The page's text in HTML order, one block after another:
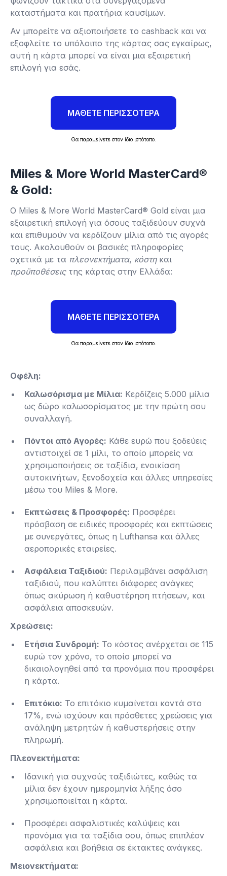
καταστήματα και πρατήρια καυσίμων.
Αν μπορείτε να αξιοποιήσετε το cashback και να
εξοφλείτε το υπόλοιπο της κάρτας σας εγκαίρως,
αυτή η κάρτα μπορεί να είναι μια εξαιρετική
επιλογή για εσάς.
ΜΑΘΕΤΕ ΠΕΡΙΣΣΟΤΕΡΑ
Θα παραμείνετε στον ίδιο ιστότοπο.
Miles & More World MasterCard®
& Gold:
Ο Miles & More World MasterCard® Gold είναι μια
εξαιρετική επιλογή για όσους ταξιδεύουν συχνά
και επιθυμούν να κερδίζουν μίλια από τις αγορές
τους. Ακολουθούν οι βασικές πληροφορίες
σχετικά με τα πλεονεκτήματα, κόστηκαι
προϋποθέσειςτης κάρτας στην Ελλάδα:
ΜΑΘΕΤΕ ΠΕΡΙΣΣΟΤΕΡΑ
Θα παραμείνετε στον ίδιο ιστότοπο.
Οφέλη:
Καλωσόρισμα με Μίλια: Κερδίζεις 5.000 μίλια
ως δώρο καλωσορίσματος με την πρώτη σου
συναλλαγή.
Πόντοι από Αγορές: Κάθε ευρώ που ξοδεύεις
αντιστοιχεί σε 1 μίλι, το οποίο μπορείς να
χρησιμοποιήσεις σε ταξίδια, ενοικίαση
αυτοκινήτων, ξενοδοχεία και άλλες υπηρεσίες
μέσω του Miles & More.
Εκπτώσεις & Προσφορές: Προσφέρει
πρόσβαση σε ειδικές προσφορές και εκπτώσεις
με συνεργάτες, όπως η Lufthansa και άλλες
αεροπορικές εταιρείες.
Ασφάλεια Ταξιδιού: Περιλαμβάνει ασφάλιση
ταξιδιού, που καλύπτει διάφορες ανάγκες
όπως ακύρωση ή καθυστέρηση πτήσεων, και
ασφάλεια αποσκευών​.
Χρεώσεις:
Ετήσια Συνδρομή: Το κόστος ανέρχεται σε 115
ευρώ τον χρόνο, το οποίο μπορεί να
δικαιολογηθεί από τα προνόμια που προσφέρει
η κάρτα.
Επιτόκιο: Το επιτόκιο κυμαίνεται κοντά στο
17%, ενώ ισχύουν και πρόσθετες χρεώσεις για
ανάληψη μετρητών ή καθυστερήσεις στην
πληρωμή​.
Πλεονεκτήματα:
Ιδανική για συχνούς ταξιδιώτες, καθώς τα
μίλια δεν έχουν ημερομηνία λήξης όσο
χρησιμοποιείται η κάρτα.
Προσφέρει ασφαλιστικές καλύψεις και
προνόμια για τα ταξίδια σου, όπως επιπλέον
ασφάλεια και βοήθεια σε έκτακτες ανάγκες​.
Μειονεκτήματα: